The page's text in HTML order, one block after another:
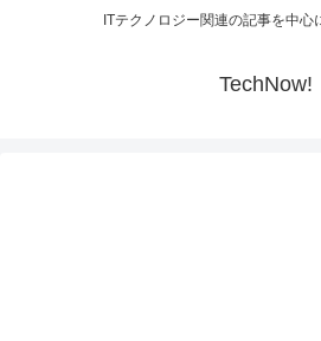
ITテクノロジー関連の記事を中心
TechNow!